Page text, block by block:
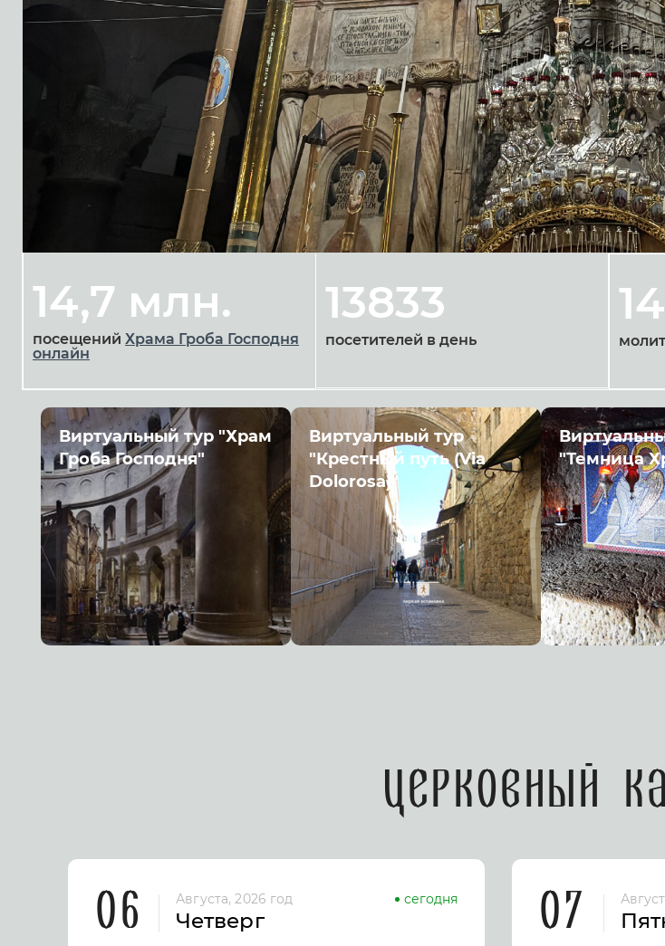
14,7 млн.
посещений Храма Гроба Господня
онлайн
13833
посетителей в день
Виртуальный тур "Храм
Гроба Господня"
Виртуальный тур
"Крестный путь (Via
Dolorosa)"
"Темница
Церковный
06
Августа, 2026 год
Четверг
сегодня 07